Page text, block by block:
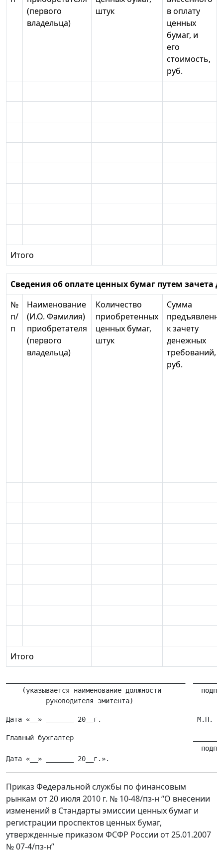
(первого
владельца)
штук
в оплату
ценных
бумаг, и
его
стоимость,
руб.
Итого
Сведения об оплате ценных бумаг путем зачета
№
п/
п
Наименование
(И.О. Фамилия)
приобретателя
(первого
владельца)
Количество
приобретенных
ценных бумаг,
штук
Сумма
к зачету
денежных
требований,
руб.
Итого
(указывается наименование должности
Главный бухгалтер
Приказ Федеральной службы по финансовым
рынкам от 20 июля 2010 г. № 10-48/пз-н “О внесении
изменений в Стандарты эмиссии ценных бумаг и
регистрации проспектов ценных бумаг,
утвержденные приказом ФСФР России от 25.01.2007
№ 07-4/пз-н”